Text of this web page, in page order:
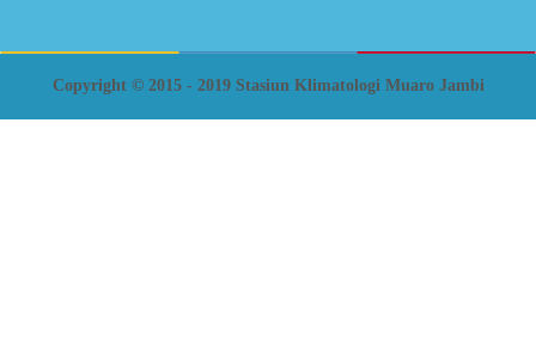
Copyright © 2015 - 2019 Stasiun Klimatologi Muaro Jambi